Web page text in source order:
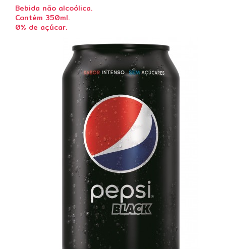
Bebida não alcoólica.
Contém 350ml.
0% de açúcar.